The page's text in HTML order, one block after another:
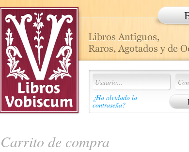
¿Ha olvidado la
contraseña?
Carrito de compra